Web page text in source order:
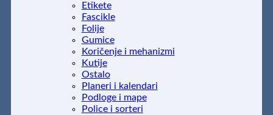
Etikete
Fascikle
Folije
Gumice
Koričenje i mehanizmi
Kutije
Ostalo
Planeri i kalendari
Podloge i mape
Police i sorteri